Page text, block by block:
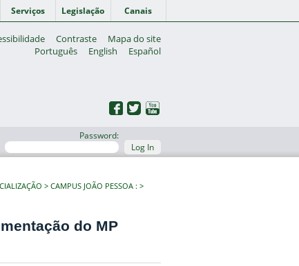
Serviços Legislação Canais
Contraste
Mapa do site
Português
English Español
Password:
Log In
CAMPUS JOÃO PESSOA :
do MP